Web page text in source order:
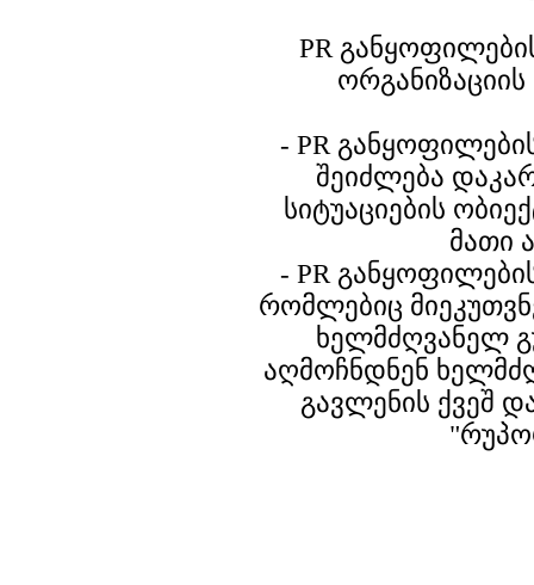
PR
- PR
შეიძლება
სიტუაციების
მათი
- PR
რომლებიც
ხელმძღვანელ
აღმოჩნდნენ
გავლენის ქვეშ